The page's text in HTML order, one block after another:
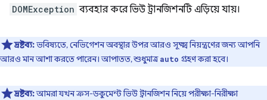
DOMException ব্যবহার করে ভিউ ট্রানজিশনটি এড়িয়ে যায়।
দ্রষ্টব্য:ভবিষ্যতে, নেভিগেশন অবস্থার উপর আরও সূক্ষ্ম নিয়ন্ত্রণের জন্য আপনি
আরও মান আশা করতে পারেন। আপাতত, শুধুমাত্রauto গ্রহণ করা হবে।
দ্রষ্টব্য:আমরা যখন ক্রস-ডকুমেন্ট ভিউ ট্রানজিশন নিয়ে পরীক্ষা-নিরীক্ষা